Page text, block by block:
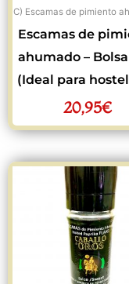
C) Escamas de pimiento
Escamas de
ahumado – Bolsa
(Ideal para
20,95€